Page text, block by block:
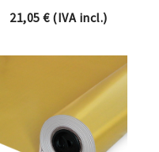
21,05€(IVA incl.)